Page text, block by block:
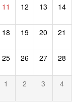
11 12 13 14
18 19 20 21
25 26 27 28
1 2 3 4